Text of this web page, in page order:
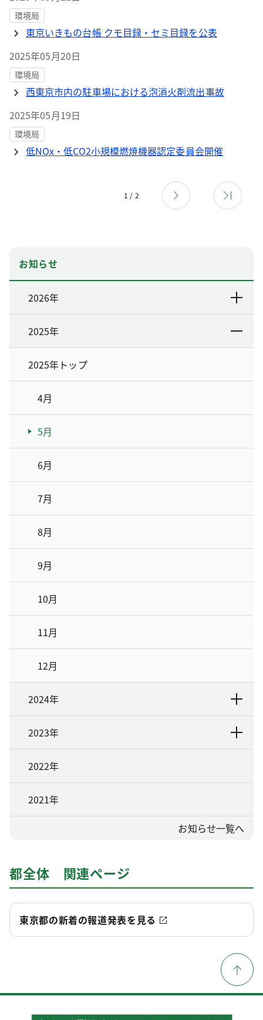
環境局
東京いきもの台帳 クモ目録・セミ目録を公表
2025年05月20日
環境局
西東京市内の駐車場における泡消火剤流出事故
2025年05月19日
環境局
低NOx・低CO2小規模燃焼機器認定委員会開催
1 / 2
お知らせ
2026年
2025年
2025年トップ
4月
5月
6月
7月
8月
9月
10月
11月
12月
2024年
2023年
2022年
2021年
お知らせ一覧へ
都全体 関連ページ
東京都の新着の報道発表を見る